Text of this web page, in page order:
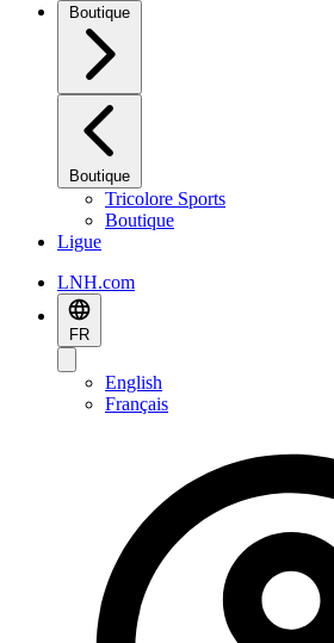
Boutique
Boutique
Tricolore Sports
Boutique
Ligue
LNH.com
FR
English
Français